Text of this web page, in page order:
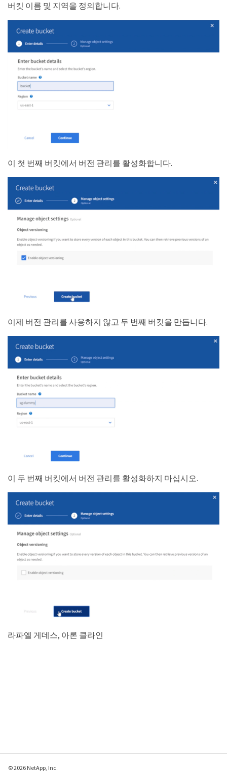
버킷 이름 및 지역을 정의합니다.
이 첫 번째 버킷에서 버전 관리를 활성화합니다.
이제 버전 관리를 사용하지 않고 두 번째 버킷을 만듭니다.
이 두 번째 버킷에서 버전 관리를 활성화하지 마십시오.
라파엘 게데스, 아론 클라인
© 2026 NetApp, Inc.